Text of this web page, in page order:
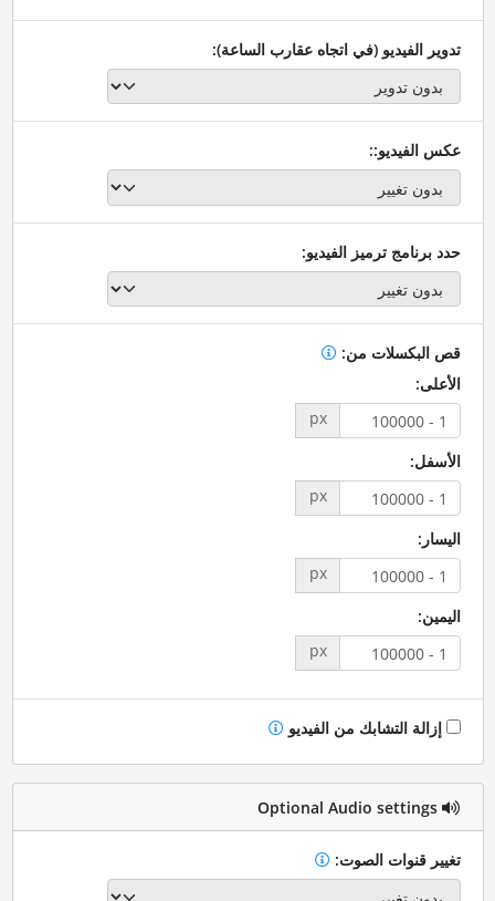
تدوير الفيديو (في اتجاه عقارب الساعة):
عكس الفيديو::
حدد برنامج ترميز الفيديو:
قص البكسلات من:
الأعلى:
px
الأسفل:
px
اليسار:
px
اليمين:
px
إزالة التشابك من الفيديو
Optional Audio settings
تغيير قنوات الصوت: